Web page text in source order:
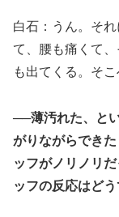
白石：うん。そ
て、腰も痛くて
も出てくる。そ
──薄汚れた、と
がりながらでき
ッフがノリノリ
ッフの反応はど